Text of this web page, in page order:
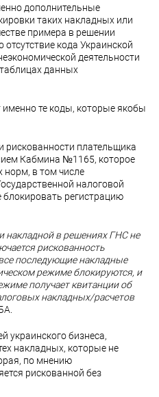
дополнительные
таких накладных или
примера в решении
кода Украинской
деятельности
данных
те коды, которые якобы
рискованности плательщика
Кабмина №1165, которое
норм, в том числе
налоговой
регистрацию
накладной в решениях ГНС не
рискованность
последующие накладные
режиме блокируются, и
получает квитанции об
накладных/расчетов
украинского бизнеса,
накладных, которые не
по мнению
рискованной без